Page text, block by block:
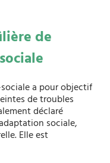
de
a pour objectif
de troubles
déclaré
sociale,
Elle est